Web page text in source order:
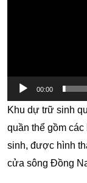
00:00
Khu dự trữ sinh
quần thể gồm
sinh, được hình
cửa sông Đồng